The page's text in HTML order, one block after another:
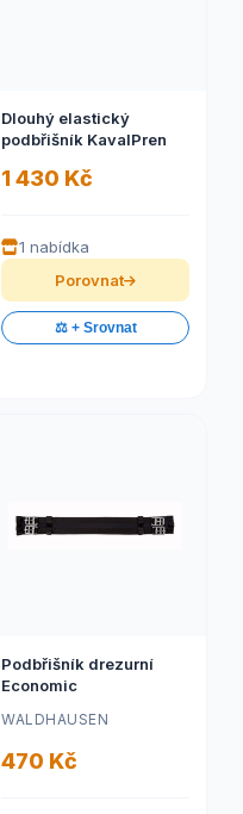
Dlouhý elastický
podbřišník KavalPren
1 430 Kč
1 nabídka
Porovnat
⚖️ + Srovnat
Podbřišník drezurní
Economic
WALDHAUSEN
470 Kč